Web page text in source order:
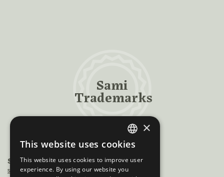
Sami
Trademarks
Sámiráđđi
saamicouncil@saamicouncil.net
ENGLISH
NORWEGIAN
×
This website uses cookies
This website uses cookies to improve user
experience. By using our website you